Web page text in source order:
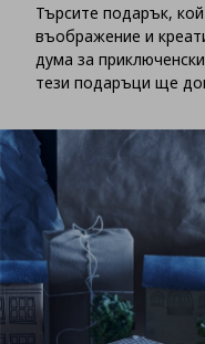
Търсите подарък,
въображение и
дума за
тези подаръци ще